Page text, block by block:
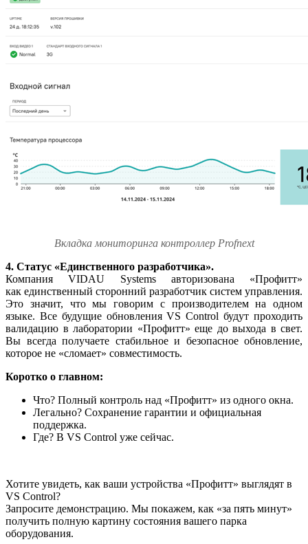
Вкладка мониторинга контроллер Profnext
4. Статус «Единственного разработчика».
Компания VIDAU Systems авторизована «Профитт»
как единственный сторонний разработчик систем управления.
Это значит, что мы говорим с производителем на одном
языке. Все будущие обновления VS Control будут проходить
валидацию в лаборатории «Профитт» еще до выхода в свет.
Вы всегда получаете стабильное и безопасное обновление,
которое не «сломает» совместимость.
Коротко о главном:
Что? Полный контроль над «Профитт» из одного окна.
Легально? Сохранение гарантии и официальная
поддержка.
Где? В VS Control уже сейчас.
Хотите увидеть, как ваши устройства «Профитт» выглядят в
VS Control?
Запросите демонстрацию. Мы покажем, как «за пять минут»
получить полную картину состояния вашего парка
оборудования.